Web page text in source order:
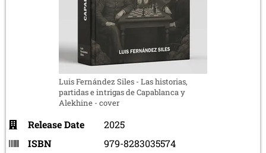
Luis Fernández Siles - Las historias,
partidas e intrigas de Capablanca y
Alekhine - cover
Release Date
2025
ISBN
979-8283035574